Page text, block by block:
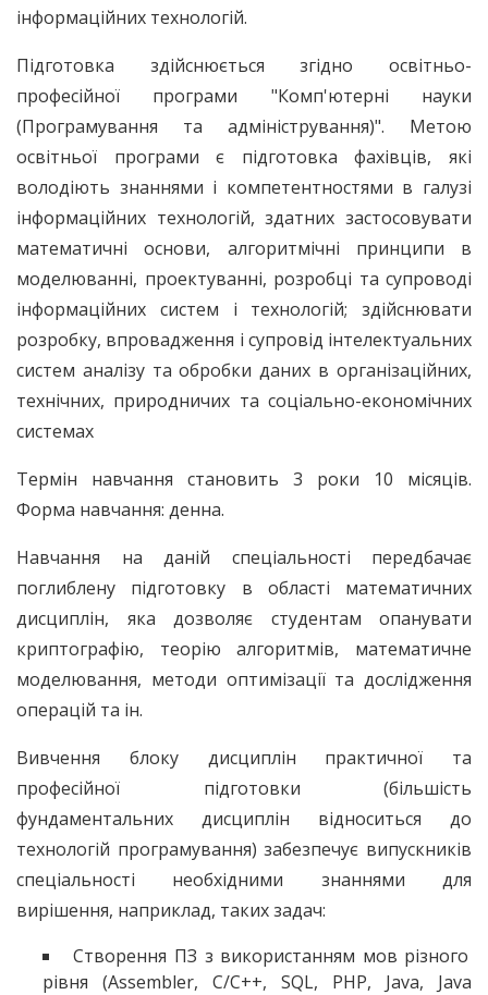
інформаційних технологій.
Підготовка здійснюється згідно освітньо-
професійної програми "Комп'ютерні науки
(Програмування та адміністрування)". Метою
освітньої програми є підготовка фахівців, які
володіють знаннями і компетентностями в галузі
інформаційних технологій, здатних застосовувати
математичні основи, алгоритмічні принципи в
моделюванні, проектуванні, розробці та супроводі
інформаційних систем і технологій; здійснювати
розробку, впровадження і супровід інтелектуальних
систем аналізу та обробки даних в організаційних,
технічних, природничих та соціально-економічних
системах
Термін навчання становить 3 роки 10 місяців.
Форма навчання: денна.
Навчання на даній спеціальності передбачає
поглиблену підготовку в області математичних
дисциплін, яка дозволяє студентам опанувати
криптографію, теорію алгоритмів, математичне
моделювання, методи оптимізації та дослідження
операцій та ін.
Вивчення блоку дисциплін практичної та
професійної підготовки (більшість
фундаментальних дисциплін відноситься до
технологій програмування) забезпечує випускників
спеціальності необхідними знаннями для
вирішення, наприклад, таких задач:
Створення ПЗ з використанням мов різного
рівня (Assembler, C/C++, SQL, PHP, Java, Java